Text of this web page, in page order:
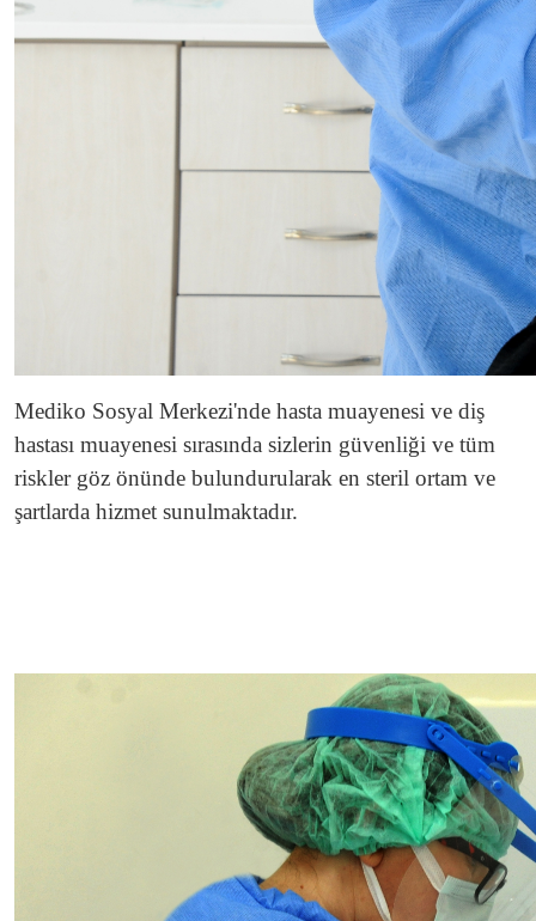
Mediko Sosyal Merkezi'nde hasta muayenesi ve diş
hastası muayenesi sırasında sizlerin güvenliği ve tüm
riskler göz önünde bulundurularak en steril ortam ve
şartlarda hizmet sunulmaktadır.